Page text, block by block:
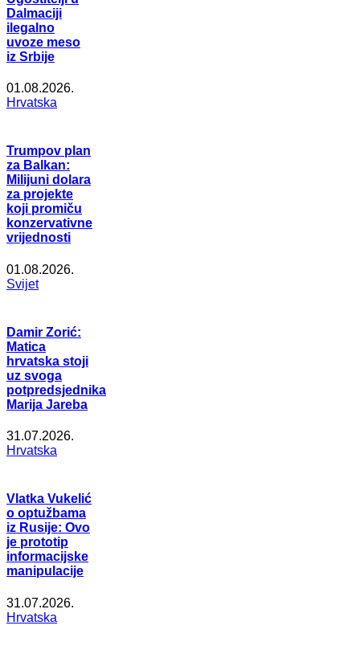
Dalmaciji
ilegalno
uvoze meso
iz Srbije
01.08.2026.
Hrvatska
Trumpov plan
za Balkan:
Milijuni dolara
za projekte
koji promiču
konzervativne
vrijednosti
01.08.2026.
Svijet
Damir Zorić:
Matica
hrvatska stoji
uz svoga
potpredsjednika
Marija Jareba
31.07.2026.
Hrvatska
Vlatka Vukelić
o optužbama
iz Rusije: Ovo
je prototip
informacijske
manipulacije
31.07.2026.
Hrvatska